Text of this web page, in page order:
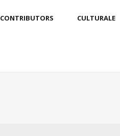
CONTRIBUTORS CULTURALE